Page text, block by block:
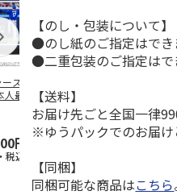
ス 大谷翔
人最多53試
出塁記念 ダ
円
込)
4月投手…
33,000円
【のし・包装について】
●のし紙のご指定はでき
●二重包装のご指定はで
【送料】
お届け先ごと全国一律
※ゆうパックでのお届け
【同梱】
同梱可能な商品はこちら